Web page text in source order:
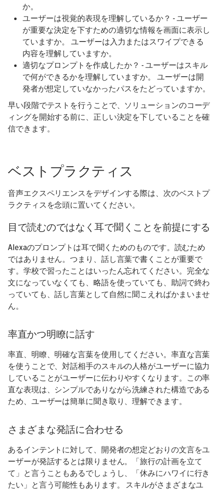
か。
ユーザーは視覚的表現を理解しているか？ - ユーザー
が重要な決定を下すための適切な情報を画面に表示し
ていますか。 ユーザーは入力またはスワイプできる
内容を理解していますか。
適切なプロンプトを作成したか？ - ユーザーはスキル
で何ができるかを理解していますか。 ユーザーは開
発者が想定していなかったパスをたどっていますか。
早い段階でテストを行うことで、ソリューションのコーデ
ィングを開始する前に、正しい決定を下していることを確
信できます。
ベストプラクティス
音声エクスペリエンスをデザインする際は、次のベストプ
ラクティスを念頭に置いてください。
目で読むのではなく耳で聞くことを前提にする
Alexaのプロンプトは耳で聞くためのものです。読むため
ではありません。つまり、話し言葉で書くことが重要で
す。学校で習ったことはいったん忘れてください。完全な
文になっていなくても、略語を使っていても、助詞で終わ
っていても、話し言葉として自然に聞こえればかまいませ
ん。
率直かつ明瞭に話す
率直、明瞭、明確な言葉を使用してください。率直な言葉
を使うことで、対話相手のスキルの人格がユーザーに協力
していることがユーザーに伝わりやすくなります。この率
直な表現は、シンプルでありながら洗練された構造である
ため、ユーザーは簡単に聞き取り、理解できます。
さまざまな発話に合わせる
あるインテントに対して、開発者の想定どおりの文言をユ
ーザーが発話するとは限りません。「旅行の計画を立て
て」と言うこともあるでしょうし、「休みにハワイに行き
たい」と言う可能性もあります。 スキルがさまざまなユ